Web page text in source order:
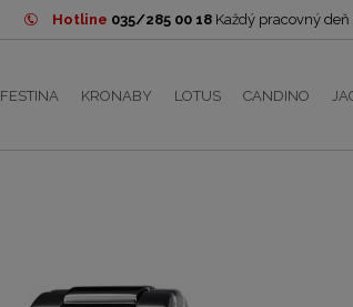
Hotline 035/285 00 18 Každý pracovný
FESTINA KRONABY LOTUS CANDINO